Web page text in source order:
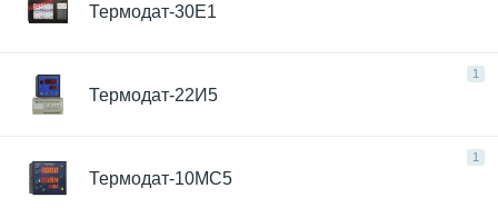
Термодат-30Е1
1
Термодат-22И5
1
Термодат-10МС5